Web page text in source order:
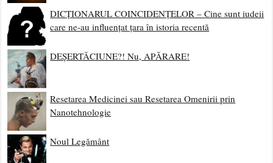
DICȚIONARUL COINCIDENȚELOR – Cine sunt iudeii
care ne-au influențat țara în istoria recentă
DEȘERTĂCIUNE?! Nu, APĂRARE!
Resetarea Medicinei sau Resetarea Omenirii prin
Nanotehnologie
Noul Legământ